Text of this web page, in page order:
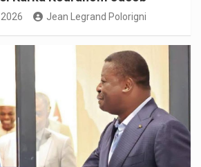
Jean Legrand Polorigni